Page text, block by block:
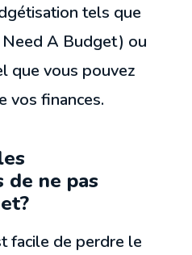
tels que
A Budget) ou
que vous pouvez
vos finances.
de ne pas
facile de perdre le